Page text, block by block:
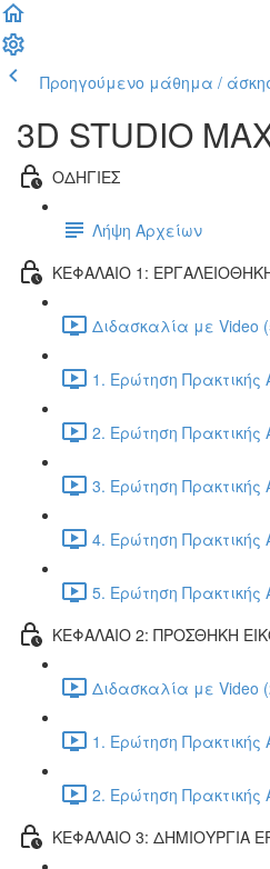
Προηγούμενο μάθημα /
3D STUDIO
ΟΔΗΓΙΕΣ
Λήψη Αρχείων
ΚΕΦΑΛΑΙΟ 1: ΕΡΓΑΛΕΙΟΘΗΚΗ
Διδασκαλία με Video
1. Ερώτηση
2. Ερώτηση
3. Ερώτηση
4. Ερώτηση
5. Ερώτηση
ΚΕΦΑΛΑΙΟ 2: ΠΡΟΣΘΗΚΗ
Διδασκαλία με Video
1. Ερώτηση
2. Ερώτηση
ΚΕΦΑΛΑΙΟ 3: ΔΗΜΙΟΥΡΓΙΑ